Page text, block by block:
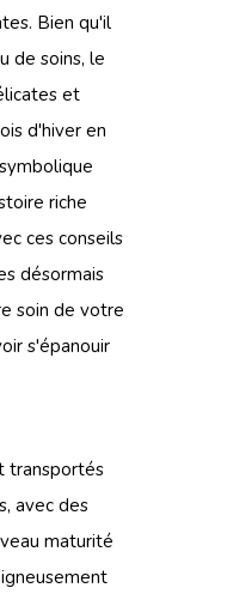
Bien qu'il
de soins, le
et
d'hiver en
riche
ces conseils
désormais
soin de votre
s'épanouir
transportés
avec des
maturité